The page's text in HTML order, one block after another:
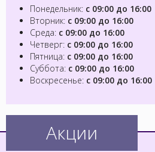
Понедельник: с 09:00 до 16:00
Вторник: с 09:00 до 16:00
Среда: с 09:00 до 16:00
Четверг: с 09:00 до 16:00
Пятница: с 09:00 до 16:00
Суббота: с 09:00 до 16:00
Воскресенье: с 09:00 до 16:00
Акции